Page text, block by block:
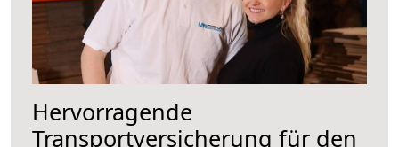
Hervorragende
Transportversicherung für den